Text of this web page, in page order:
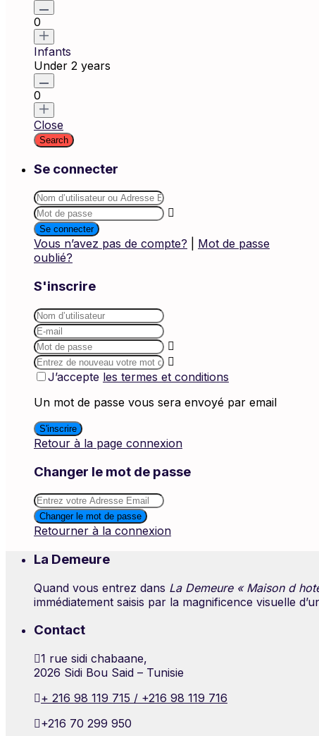
0
Infants
Under 2 years
0
Close
Se connecter
Se connecter
Vous n’avez pas de compte?
Mot de passe
oublié?
S'inscrire
J’accepte les termes et conditions
Un mot de passe vous sera envoyé par email
S'inscrire
Retour à la page connexion
Changer le mot de passe
Changer le mot de passe
Retourner à la connexion
La Demeure
Quand vous entrez dans La Demeure « Maison d
immédiatement saisis par la magnificence visuelle
Contact
1 rue sidi chabaane,
2026 Sidi Bou Said – Tunisie
+ 216 98 119 715 / +216 98 119 716
+216 70 299 950